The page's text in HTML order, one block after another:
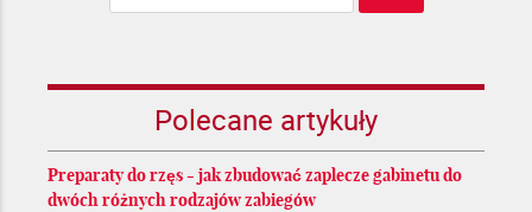
Polecane artykuły
Preparaty do rzęs - jak zbudować zaplecze gabinetu do
dwóch różnych rodzajów zabiegów